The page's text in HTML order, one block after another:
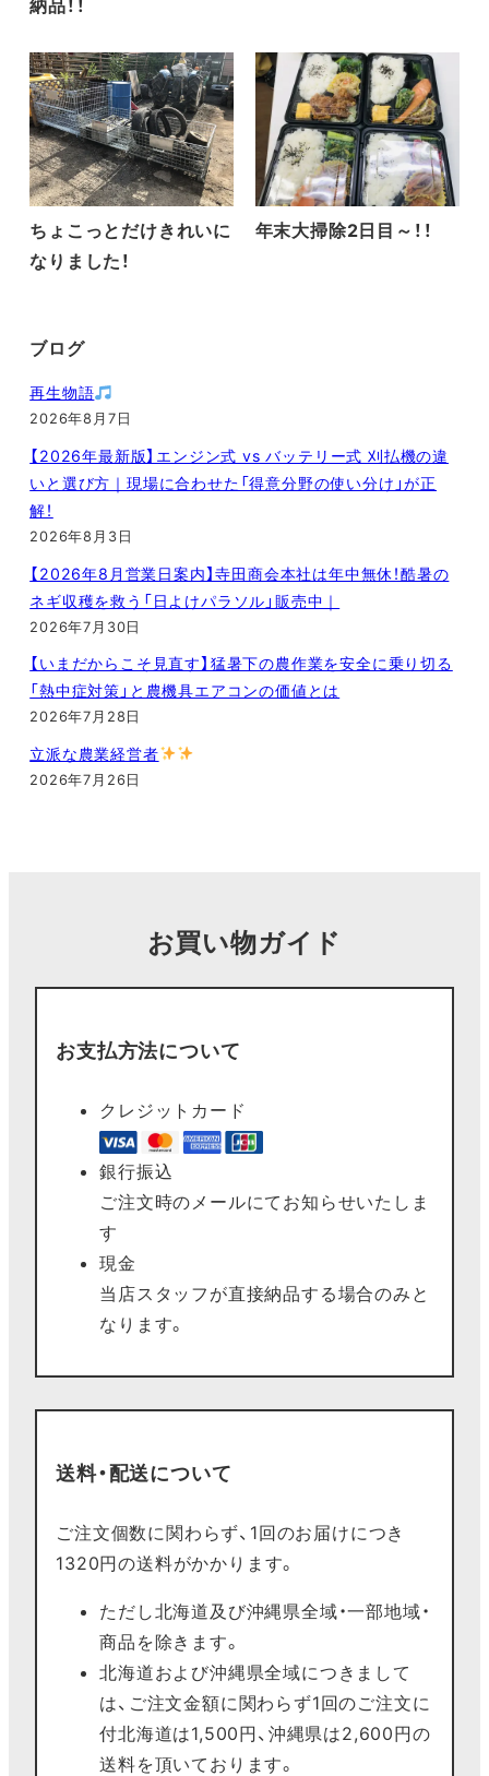
納品！！
ちょこっとだけきれいに
なりました！
年末大掃除2日目～！！
ブログ
再生物語
2026年8月7日
【2026年最新版】エンジン式 vs バッテリー式 刈払機の違
いと選び方｜現場に合わせた「得意分野の使い分け」が正
解！
2026年8月3日
【2026年8月営業日案内】寺田商会本社は年中無休！酷暑の
ネギ収穫を救う「日よけパラソル」販売中｜
2026年7月30日
【いまだからこそ見直す】猛暑下の農作業を安全に乗り切る
「熱中症対策」と農機具エアコンの価値とは
2026年7月28日
立派な農業経営者
2026年7月26日
お買い物ガイド
お支払方法について
クレジットカード
銀行振込
ご注文時のメールにてお知らせいたしま
す
現金
当店スタッフが直接納品する場合のみと
なります。
送料・配送について
ご注文個数に関わらず、1回のお届けにつき
1320円の送料がかかります。
ただし北海道及び沖縄県全域・一部地域・
商品を除きます。
北海道および沖縄県全域につきまして
は、ご注文金額に関わらず1回のご注文に
付北海道は1,500円、沖縄県は2,600円の
送料を頂いております。